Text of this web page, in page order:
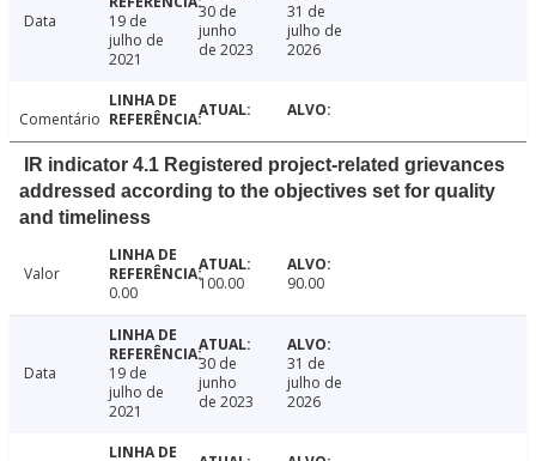
Data
19 de
julho de
2021
30 de
junho
de 2023
31 de
julho de
2026
Comentário
IR indicator 4.1 Registered project-related grievances
addressed according to the objectives set for quality
and timeliness
Valor
0.00
100.00 90.00
Data
19 de
julho de
2021
30 de
junho
de 2023
31 de
julho de
2026